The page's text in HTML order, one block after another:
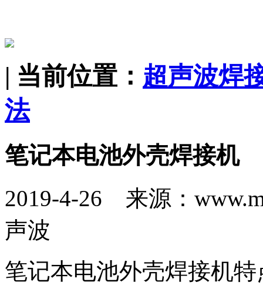
| 当前位置： 超声波焊
法
笔记本电池外壳焊接机
2019-4-26 来源：
声波
笔记本电池外壳焊接机特